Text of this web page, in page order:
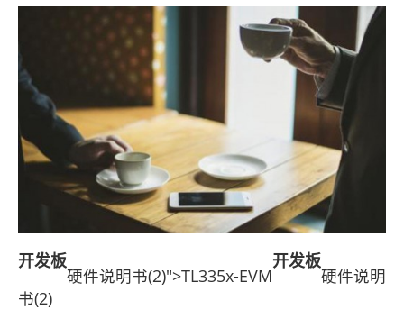
开发板
硬件说明书(2)">TL335x-EVM
开发板
硬件说明
书(2)